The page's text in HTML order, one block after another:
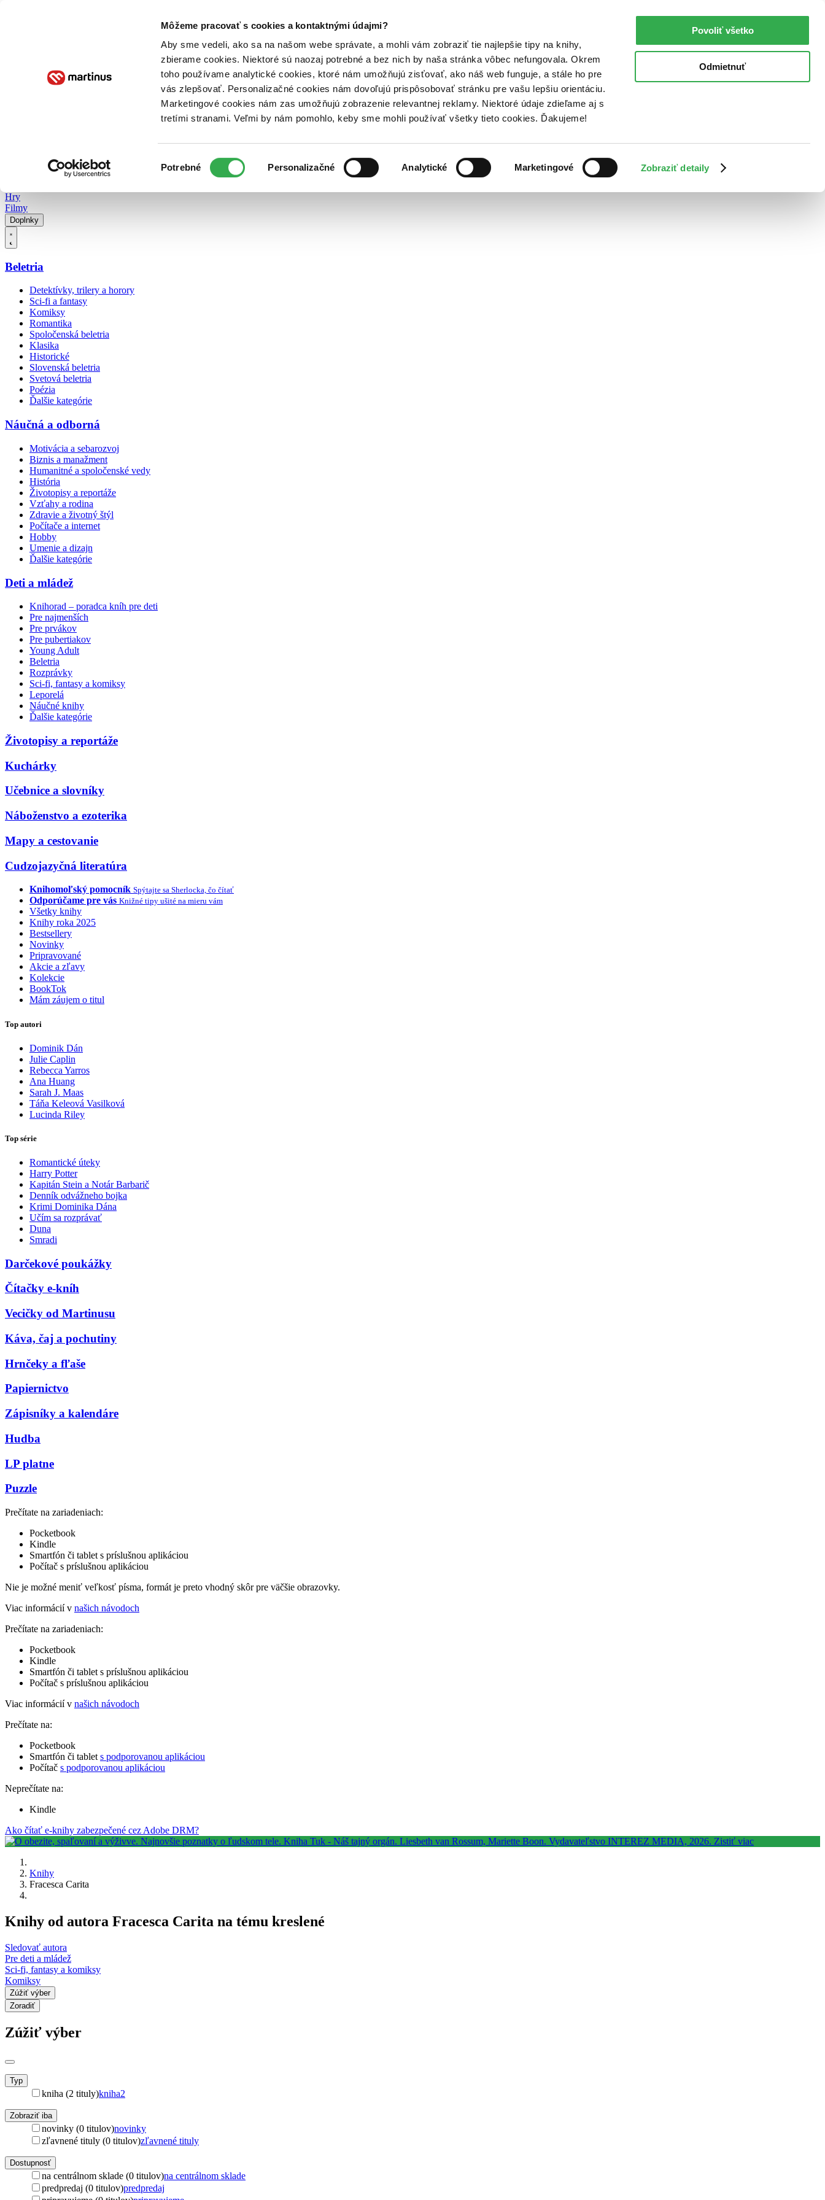
Môžeme pracovať s cookies a kontaktnými údajmi?
Aby sme vedeli, ako sa na našom webe správate, a mohli vám zobraziť tie najlepšie tipy na knihy,
zbierame cookies. Niektoré sú naozaj potrebné a bez nich by naša stránka vôbec nefungovala. Okrem
toho používame analytické cookies, ktoré nám umožňujú zisťovať, ako náš web funguje, a stále ho pre
vás zlepšovať. Personalizačné cookies nám dovoľujú prispôsobovať stránku pre vašu lepšiu orientáciu.
Marketingové cookies nám zas umožňujú zobrazenie relevantnej reklamy. Niektoré údaje zdieľame aj s
tretími stranami. Veľmi by nám pomohlo, keby sme mohli používať všetky tieto cookies. Ďakujeme!
súhlasu
Potrebné Personalizačné Analytické Marketingové Zobraziť detaily
Povoliť všetko
Odmietnuť
Poukážky Kontakt
Hry
Filmy
Doplnky
Beletria
Detektívky, trilery a horory
Sci-fi a fantasy
Komiksy
Romantika
Spoločenská beletria
Klasika
Historické
Slovenská beletria
Svetová beletria
Poézia
Ďalšie kategórie
Náučná a odborná
Motivácia a sebarozvoj
Biznis a manažment
Humanitné a spoločenské vedy
História
Životopisy a reportáže
Vzťahy a rodina
Zdravie a životný štýl
Počítače a internet
Hobby
Umenie a dizajn
Ďalšie kategórie
Deti a mládež
Knihorad – poradca kníh pre deti
Pre najmenších
Pre prvákov
Pre pubertiakov
Young Adult
Beletria
Rozprávky
Sci-fi, fantasy a komiksy
Leporelá
Náučné knihy
Ďalšie kategórie
Životopisy a reportáže
Kuchárky
Učebnice a slovníky
Náboženstvo a ezoterika
Mapy a cestovanie
Cudzojazyčná literatúra
Knihomoľský pomocník Spýtajte sa Sherlocka, čo čítať
Odporúčame pre vás Knižné tipy ušité na mieru vám
Všetky knihy
Knihy roka 2025
Bestsellery
Novinky
Pripravované
Akcie a zľavy
Kolekcie
BookTok
Mám záujem o titul
Top autori
Dominik Dán
Julie Caplin
Rebecca Yarros
Ana Huang
Sarah J. Maas
Táňa Keleová Vasilková
Lucinda Riley
Top série
Romantické úteky
Harry Potter
Kapitán Stein a Notár Barbarič
Denník odvážneho bojka
Krimi Dominika Dána
Učím sa rozprávať
Duna
Smradi
Darčekové poukážky
Čítačky e-kníh
Vecičky od Martinusu
Káva, čaj a pochutiny
Hrnčeky a fľaše
Papiernictvo
Zápisníky a kalendáre
Hudba
LP platne
Puzzle
Prečítate na zariadeniach:
Pocketbook
Kindle
Smartfón či tablet s príslušnou aplikáciou
Počítač s príslušnou aplikáciou
Nie je možné meniť veľkosť písma, formát je preto vhodný skôr pre väčšie obrazovky.
Viac informácií v našich návodoch
Prečítate na zariadeniach:
Pocketbook
Kindle
Smartfón či tablet s príslušnou aplikáciou
Počítač s príslušnou aplikáciou
Viac informácií v našich návodoch
Prečítate na:
Pocketbook
Smartfón či tablet s podporovanou aplikáciou
Počítač s podporovanou aplikáciou
Neprečítate na:
Kindle
Ako čítať e-knihy zabezpečené cez Adobe DRM?
Knihy
Fracesca Carita
Knihy od autora Fracesca Carita na tému kreslené
Sledovať autora
Pre deti a mládež
Sci-fi, fantasy a komiksy
Komiksy
Zúžiť výber
Zoradiť
Zúžiť výber
Typ
kniha (2 tituly)kniha2
Zobraziť iba
novinky (0 titulov)novinky
zľavnené tituly (0 titulov)zľavnené tituly
Dostupnosť
na centrálnom sklade (0 titulov)na centrálnom sklade
predpredaj (0 titulov)predpredaj